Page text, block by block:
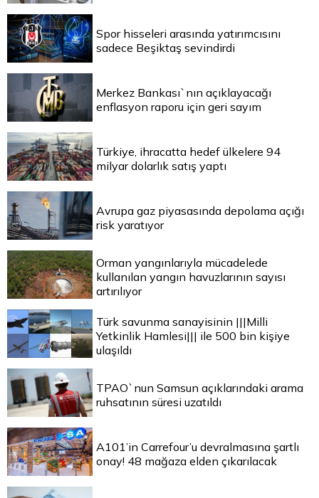
Spor hisseleri arasında yatırımcısını
sadece Beşiktaş sevindirdi
Merkez Bankası`nın açıklayacağı
enflasyon raporu için geri sayım
Türkiye, ihracatta hedef ülkelere 94
milyar dolarlık satış yaptı
Avrupa gaz piyasasında depolama açığı
risk yaratıyor
Orman yangınlarıyla mücadelede
kullanılan yangın havuzlarının sayısı
artırılıyor
Türk savunma sanayisinin |||Milli
Yetkinlik Hamlesi||| ile 500 bin kişiye
ulaşıldı
TPAO`nun Samsun açıklarındaki arama
ruhsatının süresi uzatıldı
A101’in Carrefour’u devralmasına şartlı
onay! 48 mağaza elden çıkarılacak